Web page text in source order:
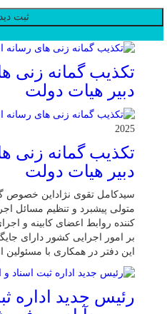
تکذیب گمانه زنی
دبیر هیات دولت
2025
تکذیب گمانه زنی
دبیر هیات دولت
سیدکامل تقوی نژاداین خصوص
متولی پیشبرد و تنظیم مسائل
کننده روابط اعضای کابینه و
بر امور اجرایی کشور دارای
این دفتر در همکاری با
رئیس جدید اداره